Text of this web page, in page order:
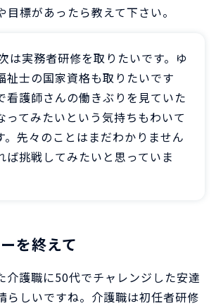
目標があったら教えて下さい。
は実務者研修を取りたいです。ゆ
祉士の国家資格も取りたいです
看護師さんの働きぶりを見ていた
ってみたいという気持ちもわいて
。先々のことはまだわかりません
ば挑戦してみたいと思っていま
を終えて
介護職に50代でチャレンジした安達
らしいですね。介護職は初任者研修